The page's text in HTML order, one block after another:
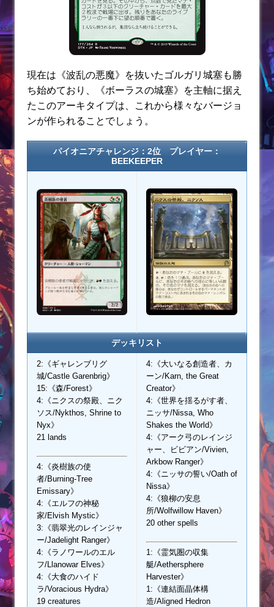
現在は《波乱の悪魔》を抜いたゴルガリ城塞も勝
ち始めており、《ボーラスの城塞》を主軸に据え
たこのアーキタイプは、これから様々なバージョ
ンが作られることでしょう。
パイオニアチャレンジ：2位 プレイヤー：
BEEKEEPER
デッキリスト
2:《ギャレンブリグ
城/Castle Garenbrig》
15:《森/Forest》
4:《ニクスの祭殿、ニク
ソス/Nykthos, Shrine to
Nyx》
21 lands
4:《炎樹族の使
者/Burning-Tree
Emissary》
4:《エルフの神秘
家/Elvish Mystic》
3:《翡翠光のレインジャ
ー/Jadelight Ranger》
4:《ラノワールのエル
フ/Llanowar Elves》
4:《大食のハイド
ラ/Voracious Hydra》
19 creatures
4:《大いなる創造者、カ
ーン/Karn, the Great
Creator》
4:《世界を揺るがす者、
ニッサ/Nissa, Who
Shakes the World》
4:《アーク弓のレインジ
ャー、ビビアン/Vivien,
Arkbow Ranger》
4:《ニッサの誓い/Oath of
Nissa》
4:《狼柳の安息
所/Wolfwillow Haven》
20 other spells
1:《霊気圏の収集
艇/Aethersphere
Harvester》
1:《連結面晶体構
造/Aligned Hedron